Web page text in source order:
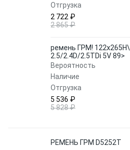
Отгрузка
2 722 ₽
2 865 ₽
ремень ГРМ!
2.5/2.4D/2.5TDi 5V 89>
Вероятность
Наличие
Отгрузка
5 536 ₽
5 828 ₽
РЕМЕНЬ ГРМ D5252T